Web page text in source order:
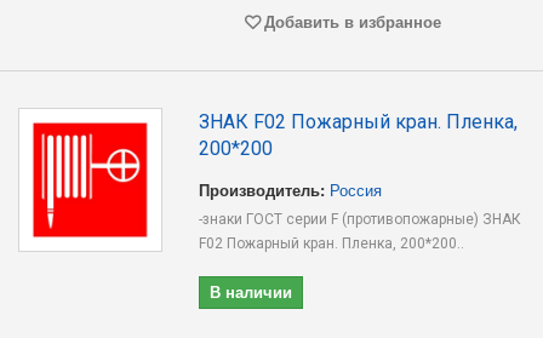
Добавить в избранное
ЗНАК F02 Пожарный кран. Пленка,
200*200
Производитель: Россия
-знаки ГОСТ серии F (противопожарные) ЗНАК
F02 Пожарный кран. Пленка, 200*200..
В наличии